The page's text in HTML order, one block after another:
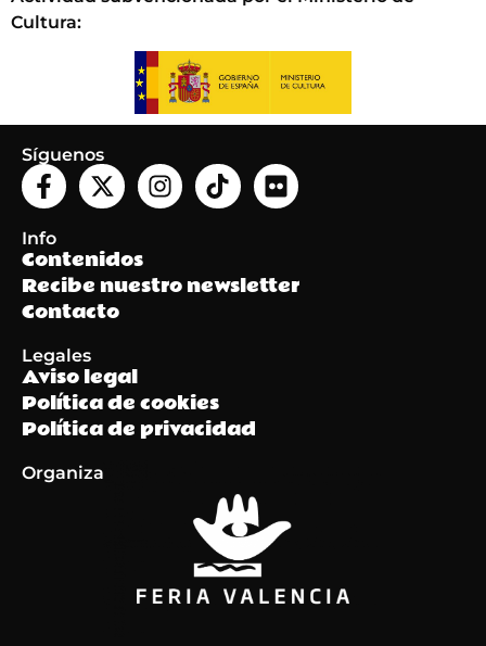
Cultura:
Síguenos
Info
Contenidos
Recibe nuestro newsletter
Contacto
Legales
Aviso legal
Política de cookies
Política de privacidad
Organiza